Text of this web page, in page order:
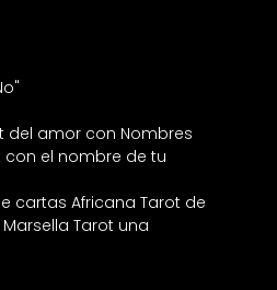
del amor con Nombres
con el nombre de tu
cartas Africana Tarot de
Tarot una